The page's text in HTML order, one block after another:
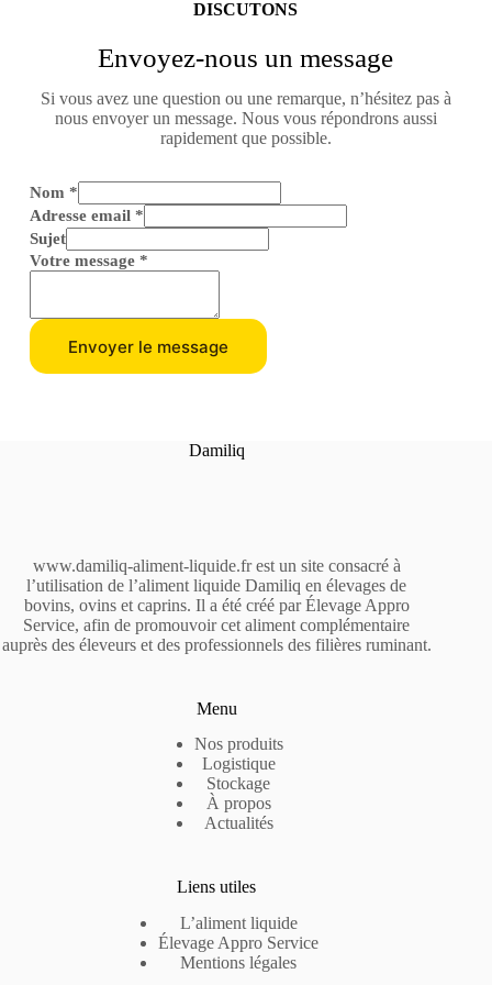
DISCUTONS
Envoyez-nous un message
Si vous avez une question ou une remarque, n’hésitez pas à
nous envoyer un message. Nous vous répondrons aussi
rapidement que possible.
Nom *
Adresse email *
Sujet
Votre message *
Envoyer le message
Damiliq
www.damiliq-aliment-liquide.fr est un site consacré à
l’utilisation de l’aliment liquide Damiliq en élevages de
bovins, ovins et caprins. Il a été créé par Élevage Appro
Service, afin de promouvoir cet aliment complémentaire
auprès des éleveurs et des professionnels des filières ruminant.
Menu
Nos produits
Logistique
Stockage
À propos
Actualités
Liens utiles
L’aliment liquide
Élevage Appro Service
Mentions légales